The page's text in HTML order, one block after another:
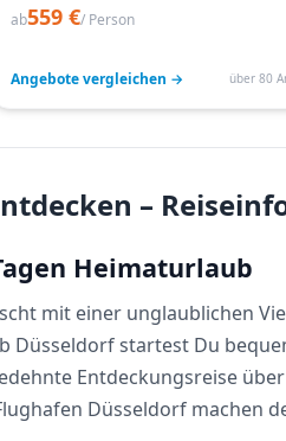
ab559 €/ Person
Angebote vergleichen → über 80
–
Heimaturlaub
mit einer unglaublichen
startest Du
Entdeckungsreise
Düsseldorf machen